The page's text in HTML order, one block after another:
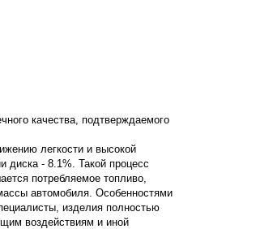
качества, подтверждаемого
легкости и высокой
диска - 8.1%. Такой процесс
потребляемое топливо,
автомобиля. Особенностями
изделия полностью
воздействиям и иной